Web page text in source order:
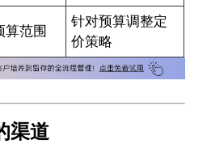
算范围
针对预算调整定
价策略
渠道